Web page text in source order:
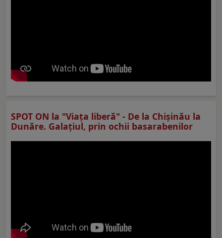
SPOT ON la "Viaţa liberă" - De la Chișinău la
Dunăre. Galațiul, prin ochii basarabenilor